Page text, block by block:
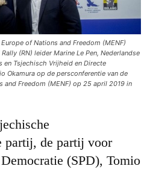
of Nations and Freedom (MENF)
(RN) leider Marine Le Pen, Nederlandse
en Tsjechisch Vrijheid en Directe
Okamura op de persconferentie van de
and Freedom (MENF) op 25 april 2019 in
partij, de partij voor
(SPD), Tomio